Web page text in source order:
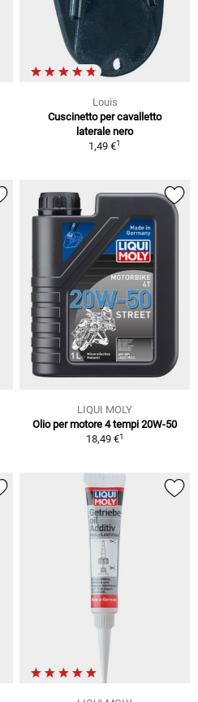
Louis
Cuscinetto per cavalletto
laterale nero
1,49 €1
LIQUI MOLY
Olio per motore 4 tempi 20W-50
18,49 €1